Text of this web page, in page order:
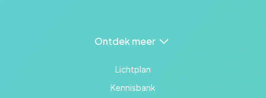
Ontdek meer
Lichtplan
Kennisbank